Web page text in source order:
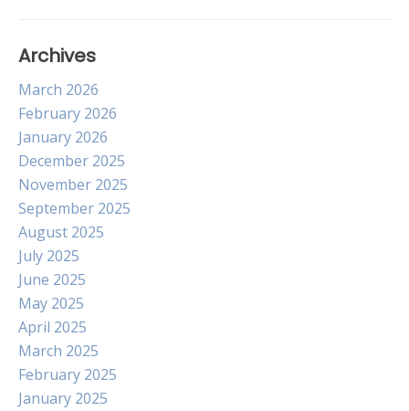
Archives
March 2026
February 2026
January 2026
December 2025
November 2025
September 2025
August 2025
July 2025
June 2025
May 2025
April 2025
March 2025
February 2025
January 2025